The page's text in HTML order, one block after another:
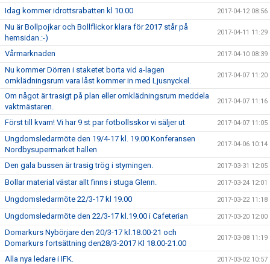
Idag kommer idrottsrabatten kl 10.00 2017-04-12 08:56
Nu är Bollpojkar och Bollflickor klara för 2017 står på
hemsidan.:-)
2017-04-11 11:29
Vårmarknaden 2017-04-10 08:39
Nu kommer Dörren i staketet borta vid a-lagen
omklädningsrum vara låst kommer in med Ljusnyckel.
2017-04-07 11:20
Om något är trasigt på plan eller omklädningsrum meddela
vaktmästaren.
2017-04-07 11:16
Först till kvarn! Vi har 9 st par fotbollsskor vi säljer ut 2017-04-07 11:05
Ungdomsledarmöte den 19/4-17 kl. 19.00 Konferansen
Nordbysupermarket hallen
2017-04-06 10:14
Den gala bussen är trasig trög i styrningen. 2017-03-31 12:05
Bollar material västar allt finns i stuga Glenn. 2017-03-24 12:01
Ungdomsledarmöte 22/3-17 kl 19.00 2017-03-22 11:18
Ungdomsledarmöte den 22/3-17 kl.19.00 i Cafeterian 2017-03-20 12:00
Domarkurs Nybörjare den 20/3-17 kl.18.00-21 och
Domarkurs fortsättning den28/3-2017 Kl 18.00-21.00
2017-03-08 11:19
Alla nya ledare i IFK. 2017-03-02 10:57